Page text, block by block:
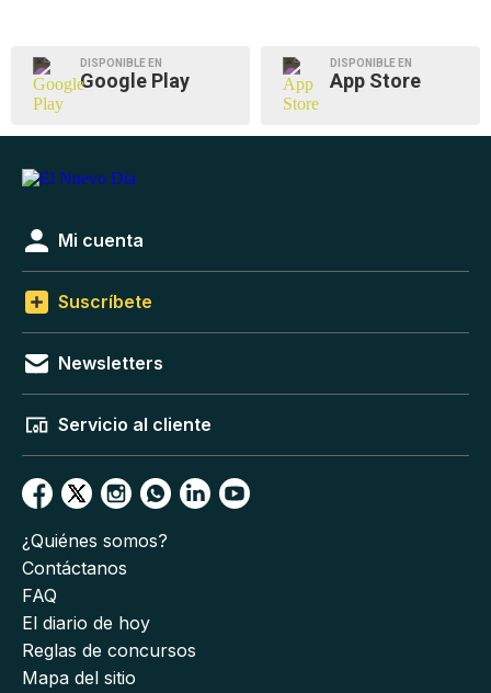
DISPONIBLE EN
Google Play
DISPONIBLE EN
App Store
Mi cuenta
Suscríbete
Newsletters
Servicio al cliente
¿Quiénes somos?
Contáctanos
FAQ
El diario de hoy
Reglas de concursos
Mapa del sitio